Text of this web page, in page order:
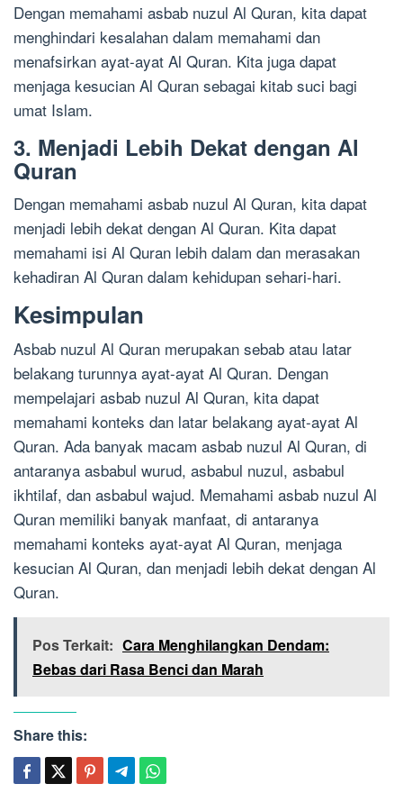
Dengan memahami asbab nuzul Al Quran, kita dapat
menghindari kesalahan dalam memahami dan
menafsirkan ayat-ayat Al Quran. Kita juga dapat
menjaga kesucian Al Quran sebagai kitab suci bagi
umat Islam.
3. Menjadi Lebih Dekat dengan Al
Quran
Dengan memahami asbab nuzul Al Quran, kita dapat
menjadi lebih dekat dengan Al Quran. Kita dapat
memahami isi Al Quran lebih dalam dan merasakan
kehadiran Al Quran dalam kehidupan sehari-hari.
Kesimpulan
Asbab nuzul Al Quran merupakan sebab atau latar
belakang turunnya ayat-ayat Al Quran. Dengan
mempelajari asbab nuzul Al Quran, kita dapat
memahami konteks dan latar belakang ayat-ayat Al
Quran. Ada banyak macam asbab nuzul Al Quran, di
antaranya asbabul wurud, asbabul nuzul, asbabul
ikhtilaf, dan asbabul wajud. Memahami asbab nuzul Al
Quran memiliki banyak manfaat, di antaranya
memahami konteks ayat-ayat Al Quran, menjaga
kesucian Al Quran, dan menjadi lebih dekat dengan Al
Quran.
Pos Terkait: Cara Menghilangkan Dendam:
Bebas dari Rasa Benci dan Marah
Share this: